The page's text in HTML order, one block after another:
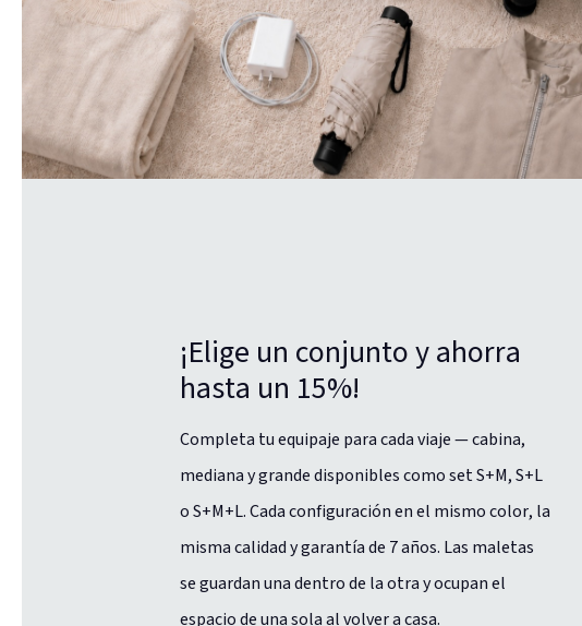
¡Elige un conjunto y ahorra
hasta un 15%!
Completa tu equipaje para cada viaje — cabina,
mediana y grande disponibles como set S+M, S+L
o S+M+L. Cada configuración en el mismo color, la
misma calidad y garantía de 7 años. Las maletas
se guardan una dentro de la otra y ocupan el
espacio de una sola al volver a casa.